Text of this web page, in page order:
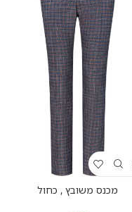
מכנס משובץ , כחול